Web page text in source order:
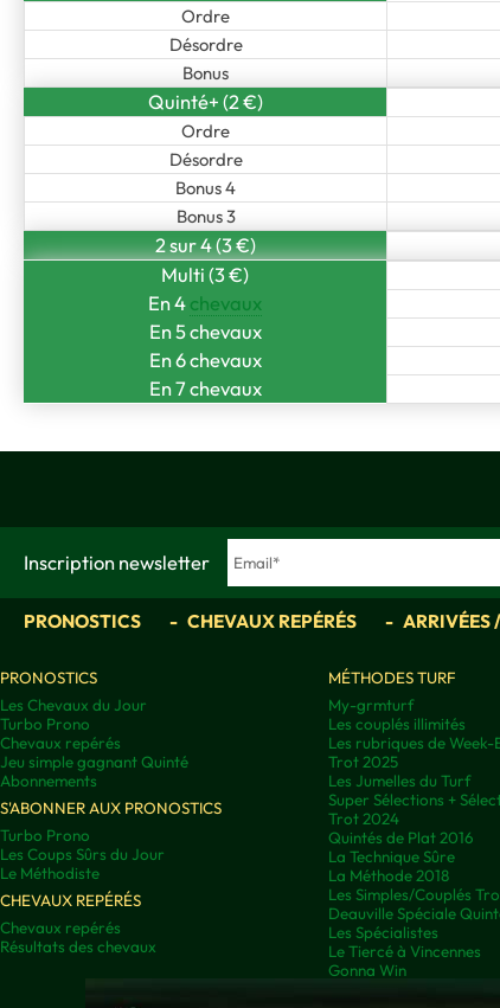
Ordre
Désordre
Bonus
Quinté+ (2 €)
Ordre
Désordre
Bonus 4
Bonus 3
2 sur 4 (3 €)
Multi (3 €)
En 4chevaux
En 5 chevaux
En 6 chevaux
En 7 chevaux
Inscription newsletter
PRONOSTICS CHEVAUX REPÉRÉS ARRIVÉES
PRONOSTICS
Les Chevaux du Jour
Turbo Prono
Chevaux repérés
Jeu simple gagnant Quinté
Abonnements
S'ABONNER AUX PRONOSTICS
Turbo Prono
Les Coups Sûrs du Jour
Le Méthodiste
CHEVAUX REPÉRÉS
Chevaux repérés
Résultats des chevaux
MÉTHODES TURF
My-grmturf
Les couplés illimités
Les rubriques de Week-
Trot 2025
Les Jumelles du Turf
Super Sélections +
Trot 2024
Quintés de Plat 2016
La Technique Sûre
La Méthode 2018
Les Simples/Couplés
Deauville Spéciale
Les Spécialistes
Le Tiercé à Vincennes
Gonna Win